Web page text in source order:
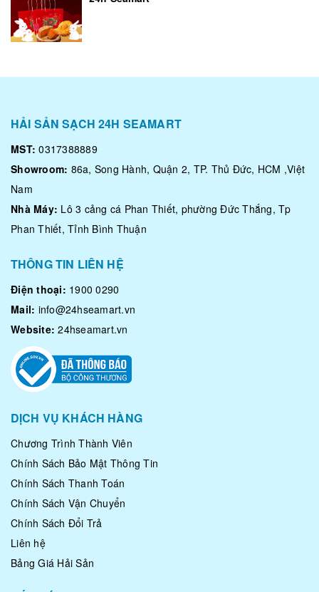
HẢI SẢN SẠCH 24H SEAMART
MST: 0317388889
Showroom: 86a, Song Hành, Quận 2, TP. Thủ Đức, HCM ,Việt
Nam
Nhà Máy: Lô 3 cảng cá Phan Thiết, phường Đức Thắng, Tp
Phan Thiết, Tỉnh Bình Thuận
THÔNG TIN LIÊN HỆ
Điện thoại: 1900 0290
Mail: info@24hseamart.vn
Website: 24hseamart.vn
DỊCH VỤ KHÁCH HÀNG
Chương Trình Thành Viên
Chính Sách Bảo Mật Thông Tin
Chính Sách Thanh Toán
Chính Sách Vận Chuyển
Chính Sách Đổi Trả
Liên hệ
Bảng Giá Hải Sản